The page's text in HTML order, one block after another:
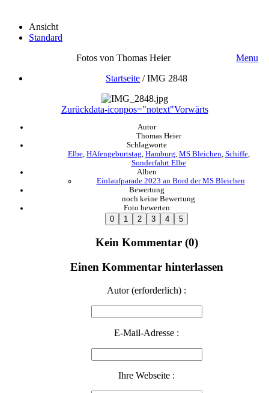
Ansicht
Standard
Fotos von Thomas Heier
Menu
Startseite /IMG 2848
Zurückdata-iconpos="notext"Vorwärts
Autor
Thomas Heier
Schlagworte
Elbe, HAfengeburtstag Hamburg MS Bleichen Schiffe,
Sonderfahrt Elbe
Alben
Einlaufparade 2023 an Bord der MS Bleichen
Bewertung
noch keine Bewertung
Foto bewerten
Kein Kommentar (0)
Einen Kommentar hinterlassen
Autor (erforderlich) :
E-Mail-Adresse :
Ihre Webseite :